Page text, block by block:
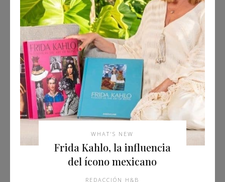
WHAT'S NEW
Frida Kahlo, la influencia
del ícono mexicano
REDACCIÓN H&B